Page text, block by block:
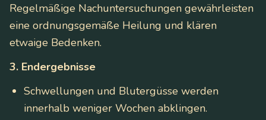
Regelmäßige Nachuntersuchungen gewährleisten
eine ordnungsgemäße Heilung und klären
etwaige Bedenken.
3. Endergebnisse
Schwellungen und Blutergüsse werden
innerhalb weniger Wochen abklingen.